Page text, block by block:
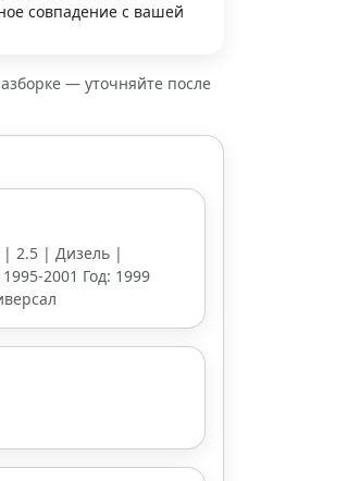
совпадение с вашей
— уточняйте после
| 2.5 | Дизель |
2001 Год: 1999